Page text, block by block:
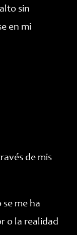
sin
en mi
de mis
me ha
o la realidad